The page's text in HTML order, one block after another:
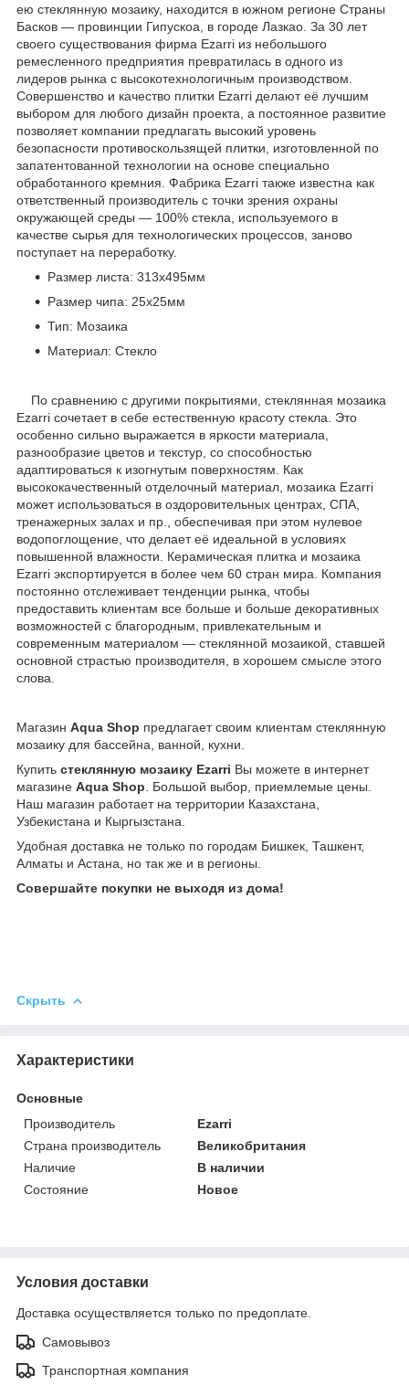
ею стеклянную мозаику, находится в южном регионе Страны
Басков — провинции Гипускоа, в городе Лазкао. За 30 лет
своего существования фирма Ezarri из небольшого
ремесленного предприятия превратилась в одного из
лидеров рынка с высокотехнологичным производством.
Совершенство и качество плитки Ezarri делают её лучшим
выбором для любого дизайн проекта, а постоянное развитие
позволяет компании предлагать высокий уровень
безопасности противоскользящей плитки, изготовленной по
запатентованной технологии на основе специально
обработанного кремния. Фабрика Ezarri также известна как
ответственный производитель с точки зрения охраны
окружающей среды — 100% стекла, используемого в
качестве сырья для технологических процессов, заново
поступает на переработку.
Размер листа: 313x495мм
Размер чипа: 25x25мм
Тип: Мозаика
Материал: Стекло
По сравнению с другими покрытиями, стеклянная мозаика
Ezarri сочетает в себе естественную красоту стекла. Это
особенно сильно выражается в яркости материала,
разнообразие цветов и текстур, со способностью
адаптироваться к изогнутым поверхностям. Как
высококачественный отделочный материал, мозаика Ezarri
может использоваться в оздоровительных центрах, СПА,
тренажерных залах и пр., обеспечивая при этом нулевое
водопоглощение, что делает её идеальной в условиях
повышенной влажности. Керамическая плитка и мозаика
Ezarri экспортируется в более чем 60 стран мира. Компания
постоянно отслеживает тенденции рынка, чтобы
предоставить клиентам все больше и больше декоративных
возможностей с благородным, привлекательным и
современным материалом — стеклянной мозаикой, ставшей
основной страстью производителя, в хорошем смысле этого
слова.
Магазин Aqua Shop предлагает своим клиентам стеклянную
мозаику для бассейна, ванной, кухни.
Купить стеклянную мозаику Ezarri Вы можете в интернет
магазине Aqua Shop . Большой выбор, приемлемые цены.
Наш магазин работает на территории Казахстана,
Узбекистана и Кыргызстана.
Удобная доставка не только по городам Бишкек, Ташкент,
Алматы и Астана, но так же и в регионы.
Совершайте покупки не выходя из дома!
Скрыть
Характеристики
Основные
Производитель
Ezarri
Страна производитель
Великобритания
Наличие
В наличии
Состояние
Новое
Условия доставки
Доставка осуществляется только по предоплате.
Самовывоз
Транспортная компания